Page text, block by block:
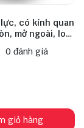
có kính quan
mở ngoài, loại
2.5 6 DN80 1-3,
304
0 đánh giá
giỏ hàng